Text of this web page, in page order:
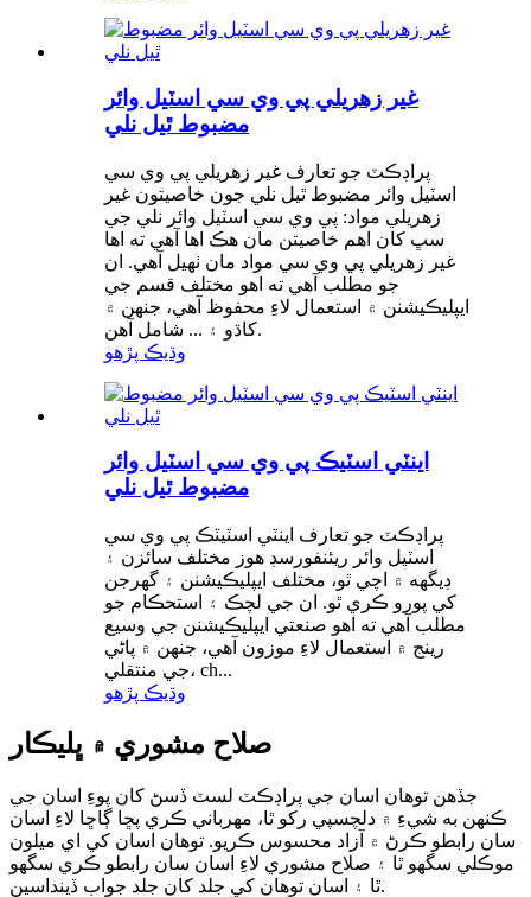
غير زهريلي پي وي سي اسٽيل وائر
مضبوط ٿيل نلي
پراڊڪٽ جو تعارف غير زهريلي پي وي سي
اسٽيل وائر مضبوط ٿيل نلي جون خاصيتون غير
زهريلي مواد: پي وي سي اسٽيل وائر نلي جي
سڀ کان اهم خاصيتن مان هڪ اها آهي ته اها
غير زهريلي پي وي سي مواد مان ٺهيل آهي. ان
جو مطلب آهي ته اهو مختلف قسم جي
ايپليڪيشنن ۾ استعمال لاءِ محفوظ آهي، جنهن ۾
کاڌو ۽ ... شامل آهن.
وڌيڪ پڙهو
اينٽي اسٽيڪ پي وي سي اسٽيل وائر
مضبوط ٿيل نلي
پراڊڪٽ جو تعارف اينٽي اسٽيٽڪ پي وي سي
اسٽيل وائر ريئنفورسڊ هوز مختلف سائزن ۽
ڊيگهه ۾ اچي ٿو، مختلف ايپليڪيشنن ۽ گهرجن
کي پورو ڪري ٿو. ان جي لچڪ ۽ استحڪام جو
مطلب آهي ته اهو صنعتي ايپليڪيشنن جي وسيع
رينج ۾ استعمال لاءِ موزون آهي، جنهن ۾ پاڻي
جي منتقلي، ch...
وڌيڪ پڙهو
صلاح مشوري ۾ ڀليڪار
جڏهن توهان اسان جي پراڊڪٽ لسٽ ڏسڻ کان پوءِ اسان جي
ڪنهن به شيءِ ۾ دلچسپي رکو ٿا، مهرباني ڪري پڇا ڳاڇا لاءِ اسان
سان رابطو ڪرڻ ۾ آزاد محسوس ڪريو. توهان اسان کي اي ميلون
موڪلي سگهو ٿا ۽ صلاح مشوري لاءِ اسان سان رابطو ڪري سگهو
ٿا ۽ اسان توهان کي جلد کان جلد جواب ڏينداسين.